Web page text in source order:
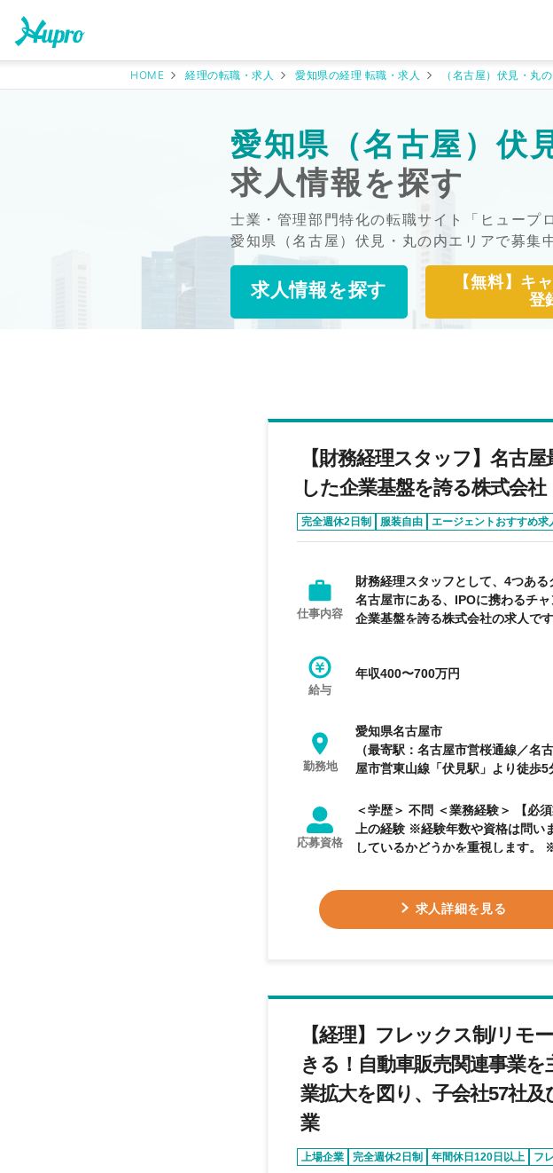
HOME 経理の転職・求人 愛知県の経理 転職・求人 （名古屋）伏見・丸
愛知県（名古屋）伏
求人情報を探す
士業・管理部門特化の転職サイト「ヒュープ
愛知県（名古屋）伏見・丸の内エリアで募集
求人情報を探す
【無料】キ
登
【財務経理スタッフ】名古
した企業基盤を誇る株式会社
完全週休2日制 服装自由 エージェントおすすめ求
仕事内容
財務経理スタッフとして、4つあ
名古屋市にある、IPOに携わるチ
企業基盤を誇る株式会社の求人です
給与
年収400〜700万円
勤務地
愛知県名古屋市
（最寄駅：名古屋市営桜通線／名
屋市営東山線「伏見駅」より徒歩
応募資格
＜学歴＞ 不問 ＜業務経験＞ 【必須業務経験】 ・年次決算の実務経験をお持ちの方 ・経理実務2年以
上の経験 ※経験年数や資格は問いません。一般的な経理業務の経験、決算における一連の流れを理解
しているかどうかを重視します。
を広げたい ■キャリアアップ、スキルアップを実現したい ★
業は資金が必要な業態のため、い
ど難しい内容もあります。そんな
ています。自社物件の営業状況や
ないと業務が滞ってしまうこともあ
求人詳細を見る
【経理】フレックス制/リ
きる！自動車販売関連事業
業拡大を図り、子会社57社
業
上場企業 完全週休2日制 年間休日120日以上 フ